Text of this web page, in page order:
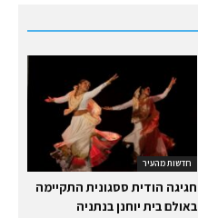
חדשות מהעיר
חגיגה הודית ססגונית התקיימה
באולם בית יוחנן בנתניה